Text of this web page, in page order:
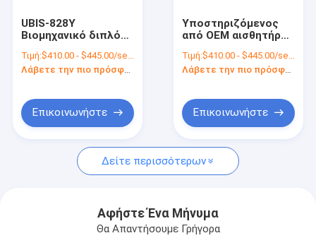
επαφή
Ζητήστε ένα απόσπασμα
Αισθητήρας μέτρησης μετατόπισης
αισθητήρας θερμοκρασίας και υγρασίας
UBIS-828Y
Βιομηχανικό διπλό
για αναλογική και
ψηφιακή μέτρηση
Τιμή:$410.00 - $445.00/sets
Λάβετε την πιο πρόσφατη τιμή
Επικοινωνήστε
Υποστηριζόμενος
από OEM αισθητήρας
άξονα για τη
μέτρηση γωνίας
Τιμή:$410.00 - $445.00/sets
Επικοινωνήστε
Δείτε περισσότερων
Αφήστε Ένα Μήνυμα
Θα Απαντήσουμε Γρήγορα